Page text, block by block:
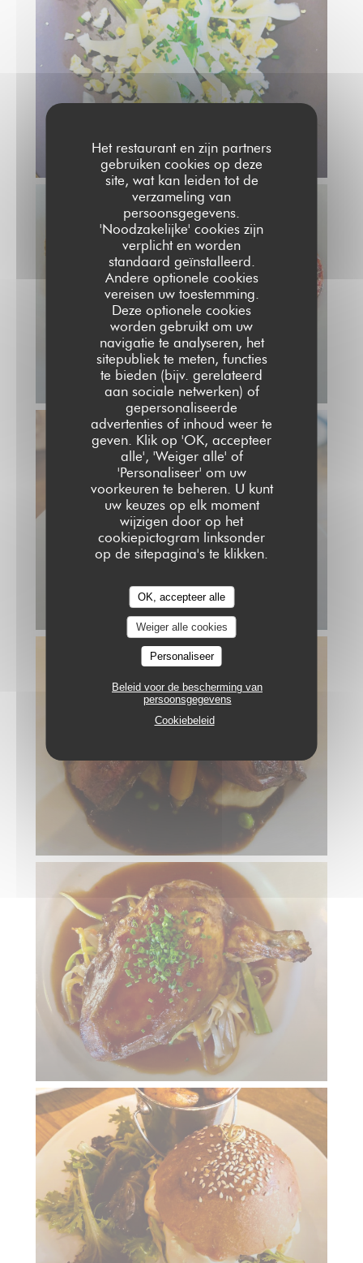
Het restaurant en zijn partners
gebruiken cookies op deze
site, wat kan leiden tot de
verzameling van
persoonsgegevens.
'Noodzakelijke' cookies zijn
verplicht en worden
standaard geïnstalleerd.
Andere optionele cookies
vereisen uw toestemming.
Deze optionele cookies
worden gebruikt om uw
navigatie te analyseren, het
sitepubliek te meten, functies
te bieden (bijv. gerelateerd
aan sociale netwerken) of
gepersonaliseerde
advertenties of inhoud weer te
geven. Klik op 'OK, accepteer
alle', 'Weiger alle' of
'Personaliseer' om uw
voorkeuren te beheren. U kunt
uw keuzes op elk moment
wijzigen door op het
cookiepictogram linksonder
op de sitepagina's te klikken.
OK, accepteer alle
Weiger alle cookies
Personaliseer
Beleid voor de bescherming van
persoonsgegevens
Cookiebeleid